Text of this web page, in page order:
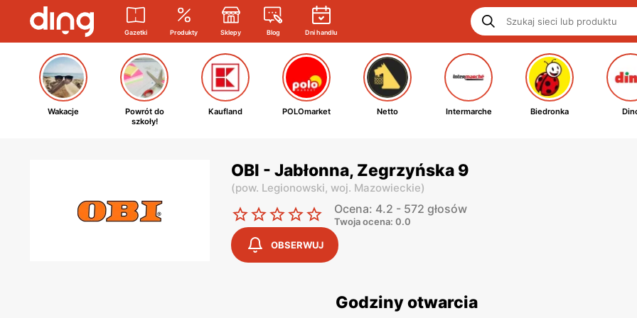
Gazetki Produkty Sklepy Blog Dni handlu
Wakacje
Powrót do
szkoły!
Kaufland POLOmarket Netto Intermarche Biedronka
OBI - Jabłonna, Zegrzyńska 9
(pow. Legionowski, woj. Mazowieckie)
Ocena: 4.2 - 572 głosów
Twoja ocena: 0.0
OBSERWUJ
Godziny otwarcia